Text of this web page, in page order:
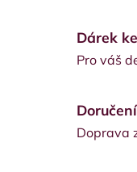
Dárek
Pro váš
Doprava